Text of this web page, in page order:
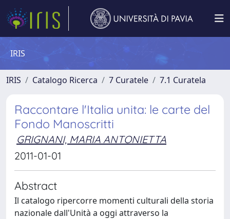
IRIS
IRIS Catalogo Ricerca 7 Curatele 7.1 Curatela
Raccontare l'Italia unita: le carte del
Fondo Manoscritti
GRIGNANI, MARIA ANTONIETTA
2011-01-01
Abstract
Il catalogo ripercorre momenti culturali della storia
nazionale dall'Unità a oggi attraverso la